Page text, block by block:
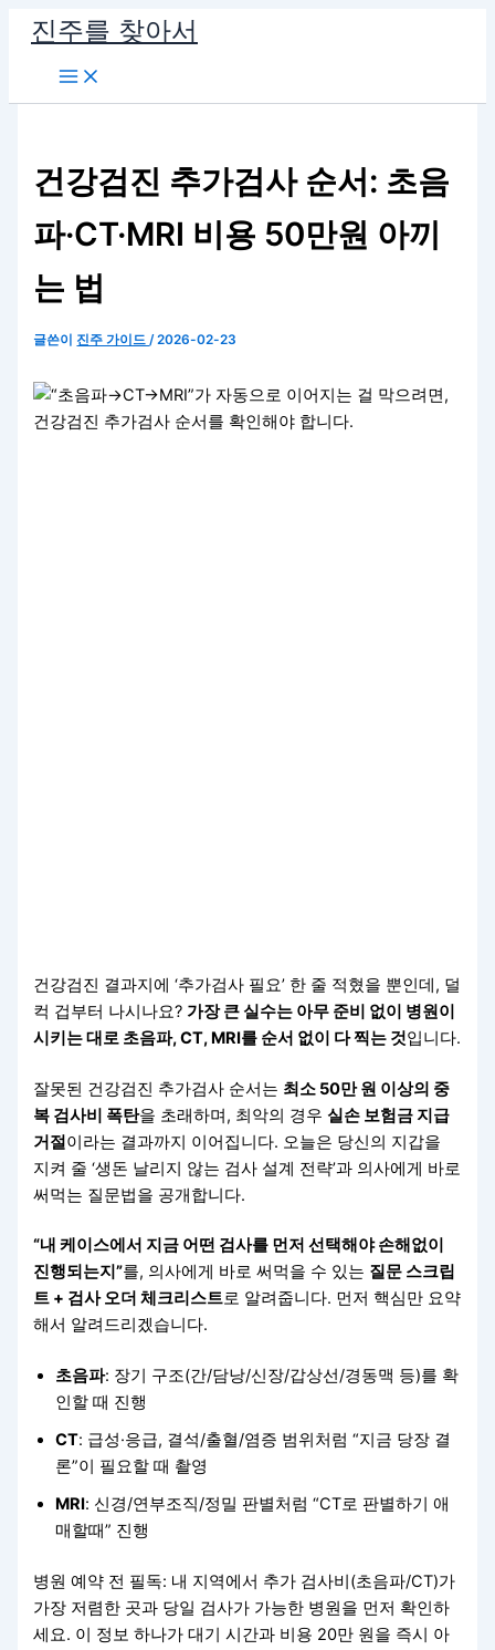
로
진주를 찾아서
건강검진 추가검사 순서: 초음
파·CT·MRI 비용 50만원 아끼
는 법
글쓴이 진주 가이드/2026-02-23
건강검진 결과지에 ‘추가검사 필요’ 한 줄 적혔을 뿐인데, 덜
컥 겁부터 나시나요? 가장 큰 실수는 아무 준비 없이 병원이
시키는 대로 초음파, CT, MRI를 순서 없이 다 찍는 것입니다.
잘못된 건강검진 추가검사 순서는 최소 50만 원 이상의 중
복 검사비 폭탄을 초래하며, 최악의 경우실손 보험금 지급
거절이라는 결과까지 이어집니다. 오늘은 당신의 지갑을
지켜 줄 ‘생돈 날리지 않는 검사 설계 전략’과 의사에게 바로
써먹는 질문법을 공개합니다.
“내 케이스에서 지금 어떤 검사를 먼저 선택해야 손해없이
진행되는지”를, 의사에게 바로 써먹을 수 있는 질문 스크립
트 + 검사 오더 체크리스트로 알려줍니다. 먼저 핵심만 요약
해서 알려드리겠습니다.
초음파: 장기 구조(간/담낭/신장/갑상선/경동맥 등)를 확
인할 때 진행
CT: 급성·응급, 결석/출혈/염증 범위처럼 “지금 당장 결
론”이 필요할 때 촬영
MRI: 신경/연부조직/정밀 판별처럼 “CT로 판별하기 애
매할때” 진행
병원 예약 전 필독: 내 지역에서 추가 검사비(초음파/CT)가
가장 저렴한 곳과 당일 검사가 가능한 병원을 먼저 확인하
세요. 이 정보 하나가 대기 시간과 비용 20만 원을 즉시 아